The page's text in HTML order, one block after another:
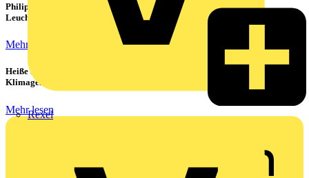
Rexel
Philips CorePro LED-Röhren: Der preiswerte 1:1 Ersatz für
Leuchtstoffröhren
Mehr lesen
Heiße Sommer, kühle Köpfe: Verbraucher setzen immer mehr auf
Klimageräte und Ventilatoren
Mehr lesen